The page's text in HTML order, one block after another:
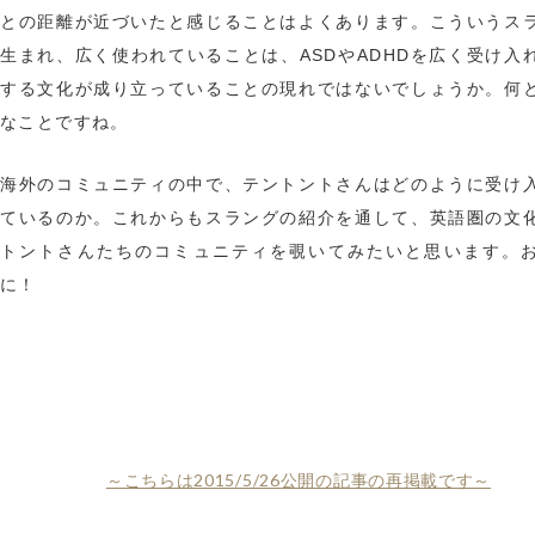
との距離が近づいたと感じることはよくあります。こういうス
生まれ、広く使われていることは、ASDやADHDを広く受け入
する文化が成り立っていることの現れではないでしょうか。何
なことですね。
海外のコミュニティの中で、テントントさんはどのように受け
ているのか。これからもスラングの紹介を通して、英語圏の文
トントさんたちのコミュニティを覗いてみたいと思います。
に！
～こちらは2015/5/26公開の記事の再掲載です～